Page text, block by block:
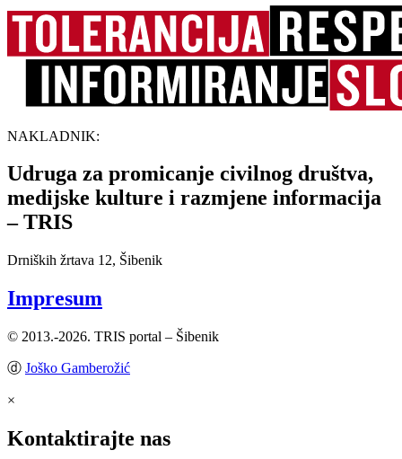
NAKLADNIK:
Udruga za promicanje civilnog društva,
medijske kulture i razmjene informacija
– TRIS
Drniških žrtava 12, Šibenik
Impresum
© 2013.-2026. TRIS portal – Šibenik
ⓓ Joško Gamberožić
×
Kontaktirajte nas